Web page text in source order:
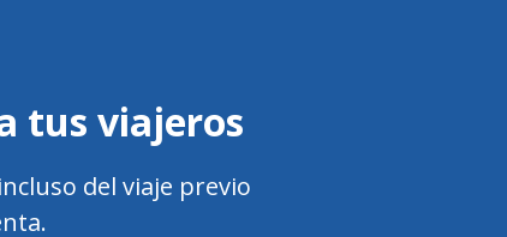
tus viajeros
del viaje previo